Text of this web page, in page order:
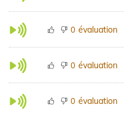
0 évaluation
0 évaluation
0 évaluation